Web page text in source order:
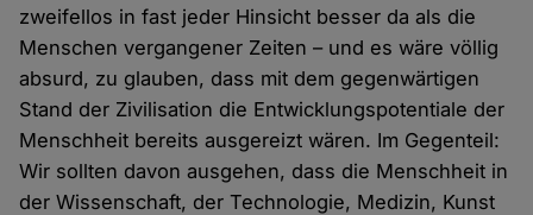
zweifellos in fast jeder Hinsicht besser da als die
Menschen vergangener Zeiten – und es wäre völlig
absurd, zu glauben, dass mit dem gegenwärtigen
Stand der Zivilisation die Entwicklungspotentiale der
Menschheit bereits ausgereizt wären. Im Gegenteil:
Wir sollten davon ausgehen, dass die Menschheit in
der Wissenschaft, der Technologie, Medizin, Kunst